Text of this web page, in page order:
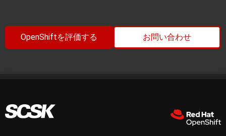
OpenShiftを評価する お問い合わせ